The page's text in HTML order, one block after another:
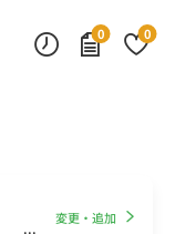
0
0
変更・追加